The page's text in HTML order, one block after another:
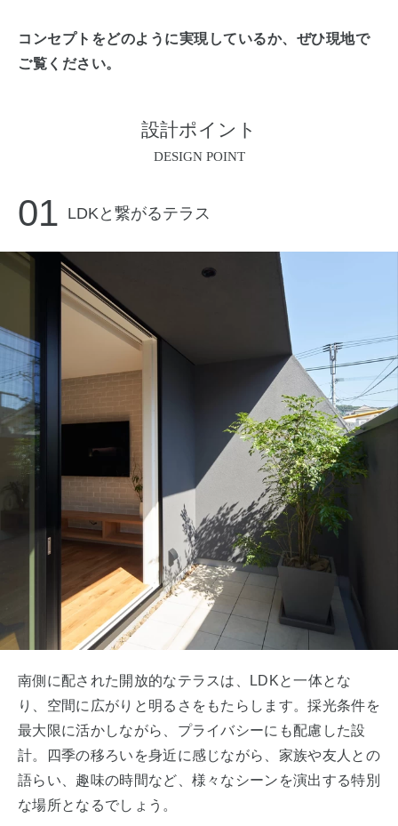
コンセプトをどのように実現しているか、ぜひ現地で
ご覧ください。
設計ポイント
DESIGN POINT
01 LDKと繋がるテラス
南側に配された開放的なテラスは、LDKと一体とな
り、空間に広がりと明るさをもたらします。採光条件を
最大限に活かしながら、プライバシーにも配慮した設
計。四季の移ろいを身近に感じながら、家族や友人との
語らい、趣味の時間など、様々なシーンを演出する特別
な場所となるでしょう。